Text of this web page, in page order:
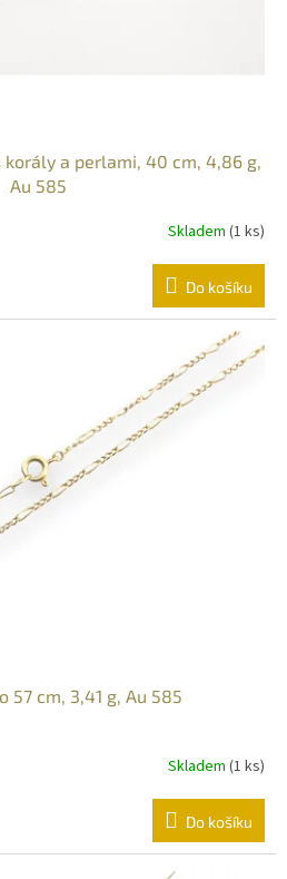
a perlami, 40 cm, 4,86 g,
Au 585
Skladem (1 ks)
Do košíku
57 cm, 3,41 g, Au 585
Skladem (1 ks)
Do košíku